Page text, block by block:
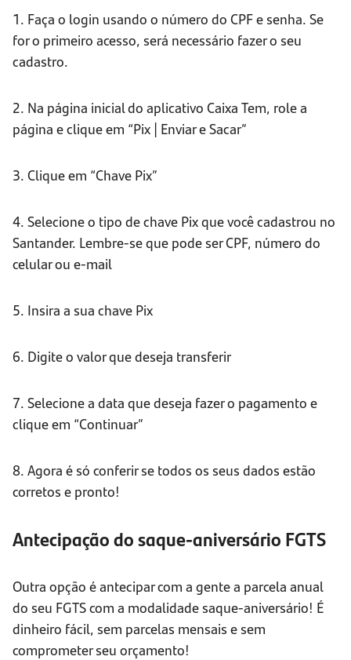
1. Faça o login usando o número do CPF e senha. Se
for o primeiro acesso, será necessário fazer o seu
cadastro.
2. Na página inicial do aplicativo Caixa Tem, role a
página e clique em “Pix | Enviar e Sacar”
3. Clique em “Chave Pix”
4. Selecione o tipo de chave Pix que você cadastrou no
Santander. Lembre-se que pode ser CPF, número do
celular ou e-mail
5. Insira a sua chave Pix
6. Digite o valor que deseja transferir
7. Selecione a data que deseja fazer o pagamento e
clique em “Continuar”
8. Agora é só conferir se todos os seus dados estão
corretos e pronto!
Antecipação do saque-aniversário FGTS
Outra opção é antecipar com a gente a parcela anual
do seu FGTS com a modalidade saque-aniversário! É
dinheiro fácil, sem parcelas mensais e sem
comprometer seu orçamento!